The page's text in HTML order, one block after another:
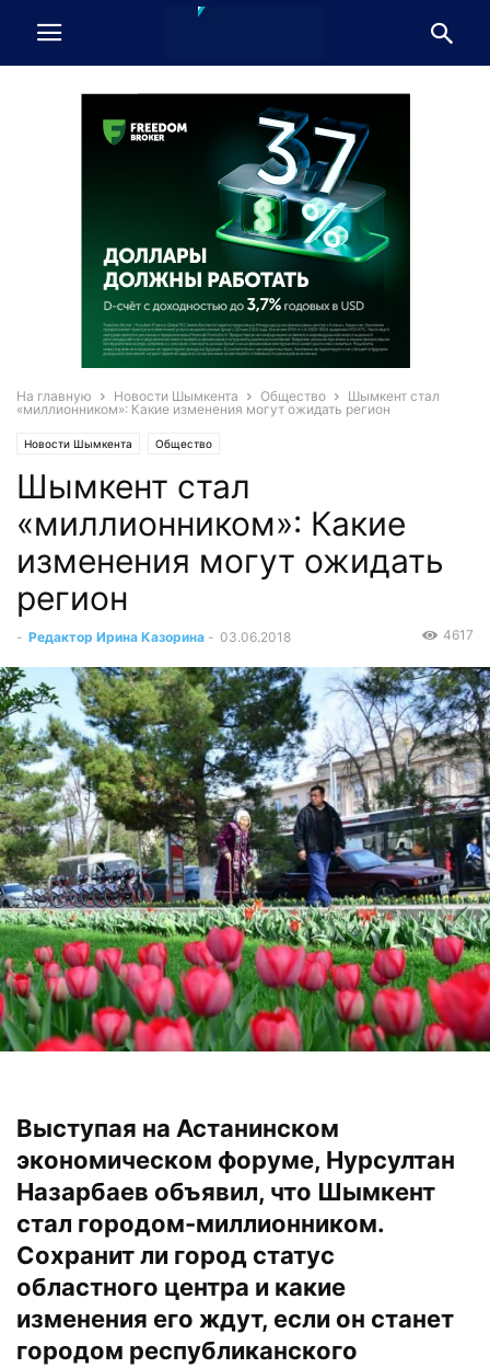
На главную Новости Шымкента Общество
Шымкент стал
«миллионником»: Какие изменения могут ожидать регион
Новости Шымкента Общество
Шымкент стал
«миллионником»: Какие
изменения могут ожидать
регион
- Редактор Ирина Казорина - 03.06.2018 4617
Выступая на Астанинском
экономическом форуме, Нурсултан
Назарбаев объявил, что Шымкент
стал городом-миллионником.
Сохранит ли город статус
областного центра и какие
изменения его ждут, если он станет
городом республиканского